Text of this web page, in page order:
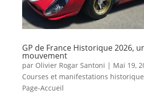
GP de France Historique 2026,
mouvement
par Olivier Rogar Santoni | Mai 19,
Courses et manifestations
Page-Accueil